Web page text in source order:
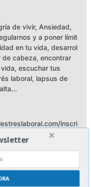
de vivir, Ansiedad,
y a poner límites
en tu vida, desarrollo
de cabeza, encontrar
, escuchar tus
laboral, lapsus de
Correo